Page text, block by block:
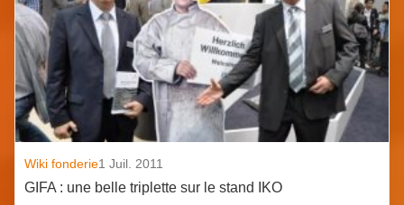
Wiki fonderie1 Juil. 2011
GIFA : une belle triplette sur le stand IKO